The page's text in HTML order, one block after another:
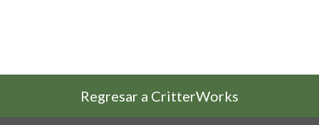
Regresar a CritterWorks